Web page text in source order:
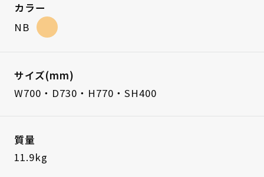
カラー
NB
サイズ(mm)
W700・D730・H770・SH400
質量
11.9kg